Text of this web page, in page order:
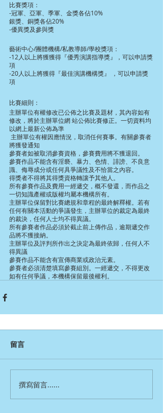
比賽獎項：
-冠軍、亞軍、季軍、金獎各佔10%
銀獎、銅獎各佔20%
-優異獎及參與獎
藝術中心/團體機構/私教導師/學校獎項：
-12人以上將獲獲得『優秀演講指導獎』，可以申請獎
項
-20人以上將獲得『最佳演講機構獎』 ，可以申請獎
項
比賽細則：
主辦單位有權修改已公佈之比賽及題材，其內容如有
修改，將於主辦單位網 站公佈比賽修正。一切資料均
以網上最新公佈為準
將獲發通知
參賽者如被取消參賽資格，參賽費用將不獲退回。
參賽作品不能含有淫褻、暴力、色情、誹謗、不良意
識、侮辱成分或任何具爭議性及不恰當之內容。
得獎者不得將其得獎資格轉讓予其他人。
所有參賽作品及費用一經遞交，概不發還，而作品之
一切知識產權或版權均屬本機構所有。
主辦單位保留對比賽總規和章程的最終解釋權。若有
任何有關本活動的爭議發生，主辦單位的裁定為最終
的裁決，任何人士均不得異議。
所有參賽者作品必須於截止前上傳作品，逾期遞交作
品將不獲接納。
主辦單位及評判所作出之決定為最終依歸，任何人不
得異議
參賽作品不能含有宣傳商業或政治元素。
參賽者必須清楚填寫參賽組別。一經遞交，不得更改
如有任何爭議，本機構保留最後權利。
留言
撰寫留言......